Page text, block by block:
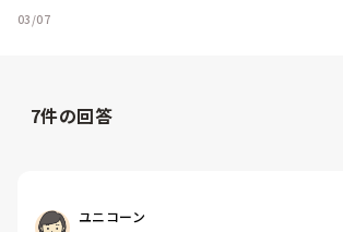
03/07
7件の回答
ユニコーン